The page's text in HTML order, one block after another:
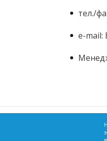
тел./
e-mail:
г. Краснодар, ул.